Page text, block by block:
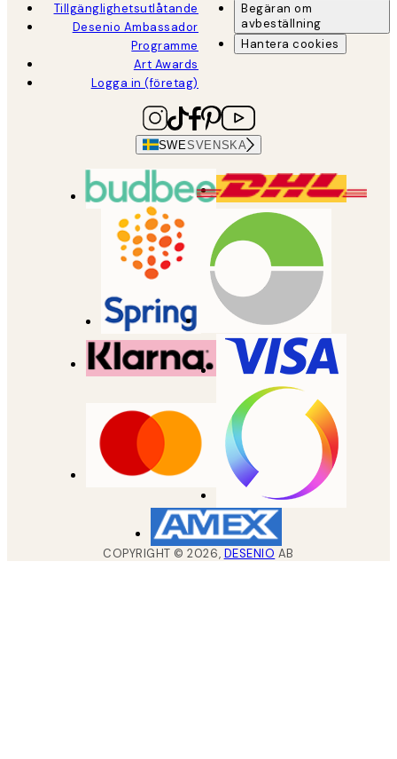
Tillgänglighetsutlåtande
Desenio Ambassador
Programme
Art Awards
Logga in (företag)
Begäran om
avbeställning
Hantera cookies
SWESVENSKA
COPYRIGHT ©2026, DESENIO AB